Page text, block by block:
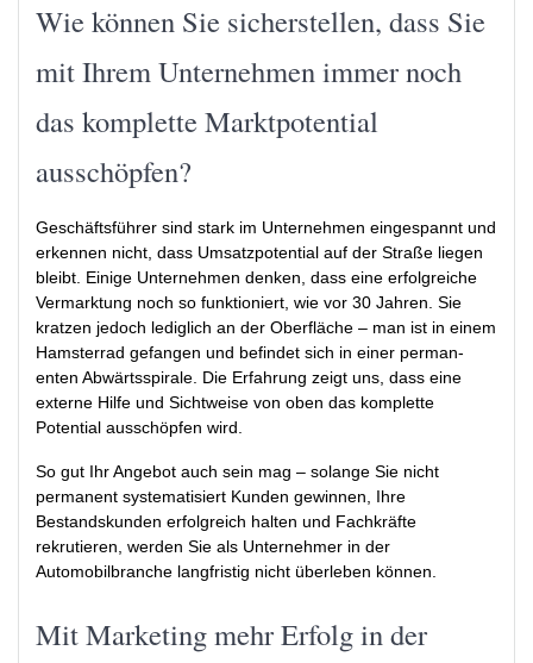
Wie können Sie sicherstellen, dass Sie
mit Ihrem Unternehmen immer noch
das komplette Marktpotential
ausschöpfen?
Geschäftsführer sind stark im Unternehmen eingespannt und
erkennen nicht, dass Umsatz­potential auf der Straße liegen
bleibt. Einige Unternehmen denken, dass eine erfolgreiche
Vermarktung noch so funktioniert, wie vor 30 Jahren. Sie
kratzen jedoch lediglich an der Oberfläche – man ist in einem
Hamsterrad gefangen und befindet sich in einer perman­
enten Abwärtsspirale. Die Erfahrung zeigt uns, dass eine
externe Hilfe und Sichtweise von oben das komplette
Potential ausschöpfen wird.
So gut Ihr Angebot auch sein mag – solange Sie nicht
permanent systematisiert Kunden gewinnen, Ihre
Bestandskunden erfolgreich halten und Fachkräfte
rekrutieren, werden Sie als Unternehmer in der
Automobilbranche langfristig nicht überleben können.
Mit Marketing mehr Erfolg in der